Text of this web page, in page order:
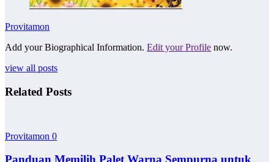
Provitamon
Add your Biographical Information. Edit your Profile now.
view all posts
Related Posts
Provitamon 0
Panduan Memilih Palet Warna Sempurna untuk